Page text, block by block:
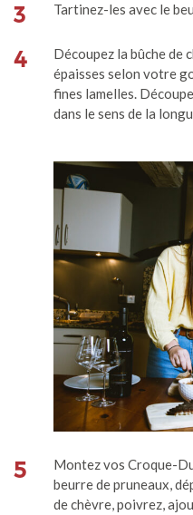
3 Tartinez-les avec le
4
Découpez la bûche de
épaisses selon votre
fines lamelles.
dans le sens de la
5
Montez vos Croque-
beurre de pruneaux,
de chèvre, poivrez,